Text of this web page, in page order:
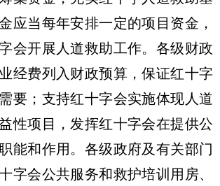
应当每年安排一定的项目资金，
会开展人道救助工作。各级财政
经费列入财政预算，保证红十字
要；支持红十字会实施体现人道
性项目，发挥红十字会在提供公
能和作用。各级政府及有关部门
字会公共服务和救护培训用房、